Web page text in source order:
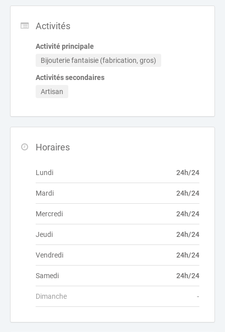
Activités
Activité principale
Bijouterie fantaisie (fabrication, gros)
Activités secondaires
Artisan
Horaires
Lundi 24h/24
Mardi 24h/24
Mercredi 24h/24
Jeudi 24h/24
Vendredi 24h/24
Samedi 24h/24
Dimanche -